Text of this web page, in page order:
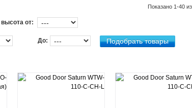
Показано 1-40
высота от:
До: